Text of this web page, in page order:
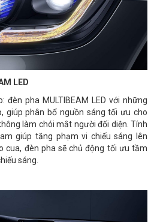
LED
pha MULTIBEAM LED với những
giúp phân bổ nguồn sáng tối ưu cho
làm chói mắt người đối diện. Tính
giúp tăng phạm vi chiếu sáng lên
cua, đèn pha sẽ chủ động tối ưu tầm
sáng.